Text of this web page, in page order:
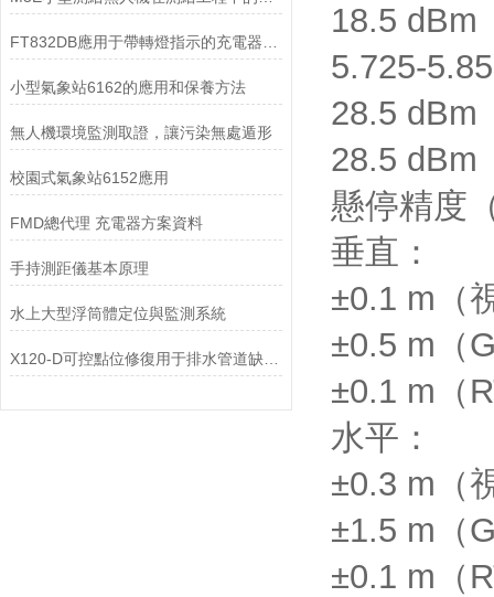
小型氣象站6162的應用和保養方法
無人機環境監測取證，讓污染無處遁形
校園式氣象站6152應用
FMD總代理 充電器方案資料
手持測距儀基本原理
水上大型浮筒體定位與監測系統
X120-D可控點位修復用于排水管道缺陷點修復方案
18.5 dBm
5.725-
28.5 dBm
28.5 dBm
懸停精度
垂直：
±0.1 m（
±0.5 m（
±0.1 m（
水平：
±0.3 m（
±1.5 m（
±0.1 m（